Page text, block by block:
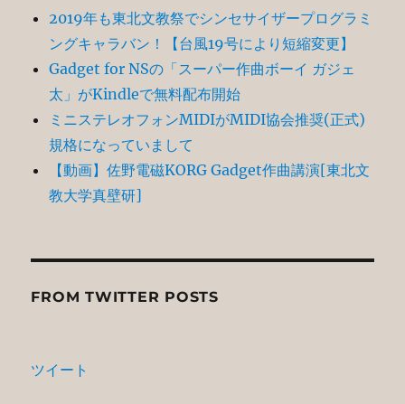
2019年も東北文教祭でシンセサイザープログラミ
ングキャラバン！【台風19号により短縮変更】
Gadget for NSの「スーパー作曲ボーイ ガジェ
太」がKindleで無料配布開始
ミニステレオフォンMIDIがMIDI協会推奨(正式)
規格になっていまして
【動画】佐野電磁KORG Gadget作曲講演[東北文
教大学真壁研]
FROM TWITTER POSTS
ツイート